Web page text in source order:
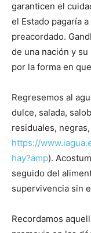
garanticen el
el Estado pagaría
preacordado.
de una nación y
por la forma en
Regresemos al
dulce, salada,
residuales,
https://
hay?amp).
seguido del
supervivencia sin
Recordamos